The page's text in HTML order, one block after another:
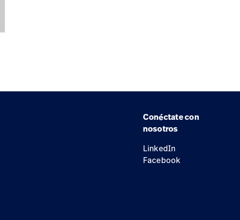
Conéctate con
nosotros
LinkedIn
Facebook